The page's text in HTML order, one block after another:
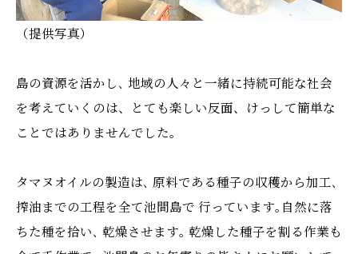
（提供写真）
島の資源を活かし､ 地域の人々と一緒に持続可能な社会
を考えていくのは、とても楽しい反面、けっして簡単な
ことではありませんでした。
タマヌオイルの製造は､ 原料である種子の収穫から加工､
搾油までの工程を全て池間島で 行っています｡自然に落
ちた種を拾い､ 乾燥させます｡ 乾燥した種子を割る作業も